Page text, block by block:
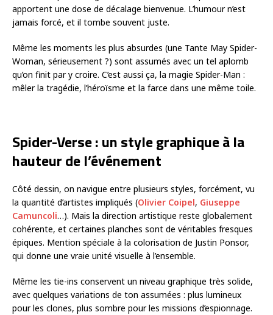
apportent une dose de décalage bienvenue. L’humour n’est
jamais forcé, et il tombe souvent juste.
Même les moments les plus absurdes (une Tante May Spider-
Woman, sérieusement ?) sont assumés avec un tel aplomb
qu’on finit par y croire. C’est aussi ça, la magie Spider-Man :
mêler la tragédie, l’héroïsme et la farce dans une même toile.
Spider-Verse : un style graphique à la
hauteur de l’événement
Côté dessin, on navigue entre plusieurs styles, forcément, vu
la quantité d’artistes impliqués (Olivier Coipel, Giuseppe
Camuncoli…). Mais la direction artistique reste globalement
cohérente, et certaines planches sont de véritables fresques
épiques. Mention spéciale à la colorisation de Justin Ponsor,
qui donne une vraie unité visuelle à l’ensemble.
Même les tie-ins conservent un niveau graphique très solide,
avec quelques variations de ton assumées : plus lumineux
pour les clones, plus sombre pour les missions d’espionnage.